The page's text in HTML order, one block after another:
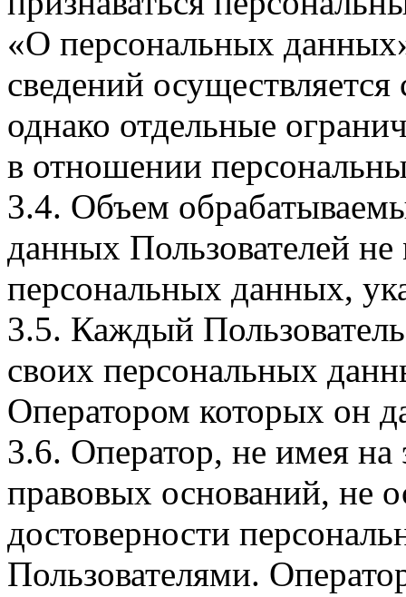
«О персональных
сведений
однако отдельные
в отношении
3.4. Объем
данных Пользователей
персональных данных,
3.5. Каждый
своих персональных
Оператором которых он
3.6. Оператор, не имея
правовых оснований, не
достоверности
Пользователями.